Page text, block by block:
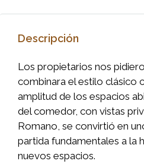
Descripción
Los propietarios nos
combinara el estilo clásico
amplitud de los espacios
del comedor, con vistas
Romano, se convirtió en
partida fundamentales a la
nuevos espacios.